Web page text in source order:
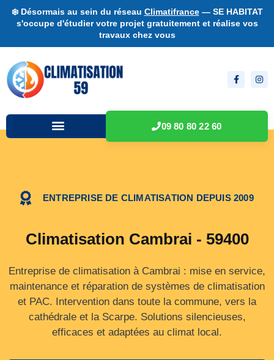
❄️ Désormais au sein du réseau Climatifrance— SE HABITAT
s'occupe d'étudier votre projet gratuitement et réalise vos
travaux chez vous
09 80 80 22 60
ENTREPRISE DE CLIMATISATION DEPUIS 2009
Climatisation Cambrai - 59400
Entreprise de climatisation à Cambrai : mise en service,
maintenance et réparation de systèmes de climatisation
et PAC. Intervention dans toute la commune, vers la
cathédrale et la Scarpe. Solutions silencieuses,
efficaces et adaptées au climat local.